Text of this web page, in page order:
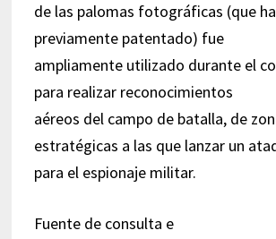
de las palomas fotográficas (que
previamente patentado) fue
ampliamente utilizado durante el
para realizar reconocimientos
aéreos del campo de batalla, de
estratégicas a las que lanzar un
para el espionaje militar.
Fuente de consulta e